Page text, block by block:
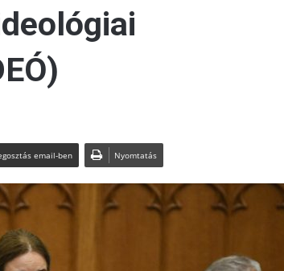
email-ben Nyomtatás